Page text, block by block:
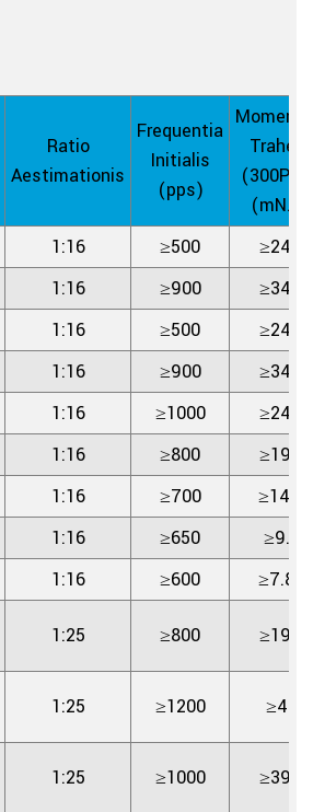
Ratio
Aestimationis
Frequentia
Initialis
(pps)
Trahens
(300P.PS)
(mN.m)
1:16 ≥500 ≥24.5
1:16 ≥900 ≥34.3
1:16 ≥500 ≥24.5
1:16 ≥900 ≥34.3
1:16 ≥1000 ≥24.5
1:16 ≥800 ≥19.6
1:16 ≥700 ≥14.7
1:16 ≥650 ≥9.8
1:16 ≥600 ≥7.84
1:25 ≥800 ≥19.6
1:25 ≥1200 ≥49
1:25 ≥1000 ≥39.2